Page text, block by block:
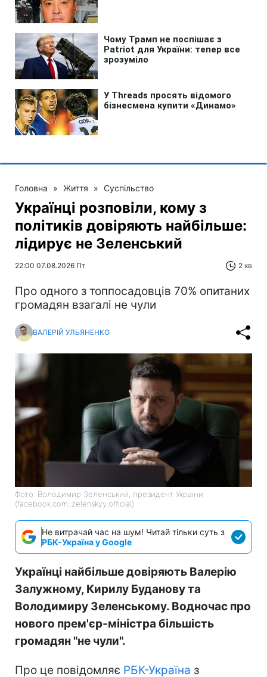
Головна » Життя » Суспільство
Українці розповіли, кому з
політиків довіряють найбільше:
лідирує не Зеленський
22:00 07.08.2026 Пт 2 хв
Про одного з топпосадовців 70% опитаних
громадян взагалі не чули
ВАЛЕРІЙ УЛЬЯНЕНКО
Фото: Володимир Зеленський, президент України
(facebook.com_zelenskyy.official)
Не витрачай час на шум! Читай тільки суть з
РБК-Україна у Google
Українці найбільше довіряють Валерію
Залужному, Кирилу Буданову та
Володимиру Зеленському. Водночас про
нового прем'єр-міністра більшість
громадян "не чули".
Про це повідомляє РБК-Україна з